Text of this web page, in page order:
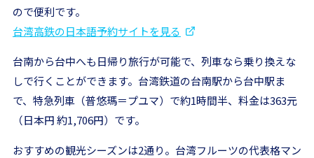
ので便利です。
台湾高鉄の日本語予約サイトを見る
台南から台中へも日帰り旅行が可能で、列車なら乗り換えな
しで行くことができます。台湾鉄道の台南駅から台中駅ま
で、特急列車（普悠瑪＝プユマ）で約1時間半、料金は363元
（日本円 約1,706円）です。
おすすめの観光シーズンは2通り。台湾フルーツの代表格マン